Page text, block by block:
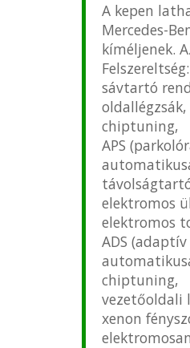
A kepen
Mercedes-
kíméljenek.
Felszereltség:
sávtartó
oldallégzsák,
chiptuning,
APS
elektromos
elektromos
ADS
chiptuning,
vezetőoldali
xenon